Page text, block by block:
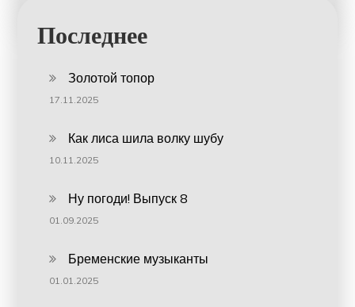
Последнее
Золотой топор
17.11.2025
Как лиса шила волку шубу
10.11.2025
Ну погоди! Выпуск 8
01.09.2025
Бременские музыканты
01.01.2025